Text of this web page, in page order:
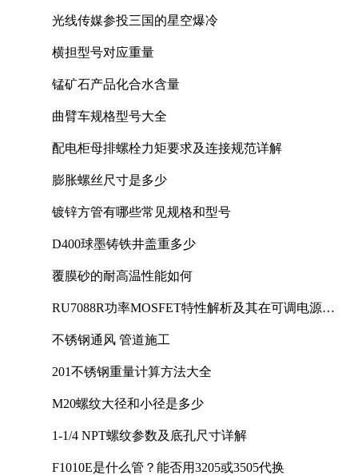
光线传媒参投三国的星空爆冷
横担型号对应重量
锰矿石产品化合水含量
曲臂车规格型号大全
配电柜母排螺栓力矩要求及连接规范详解
膨胀螺丝尺寸是多少
镀锌方管有哪些常见规格和型号
D400球墨铸铁井盖重多少
覆膜砂的耐高温性能如何
RU7088R功率MOSFET特性解析及其在可调电源设
不锈钢通风 管道施工
201不锈钢重量计算方法大全
M20螺纹大径和小径是多少
1-1/4 NPT螺纹参数及底孔尺寸详解
F1010E是什么管？能否用3205或3505代换